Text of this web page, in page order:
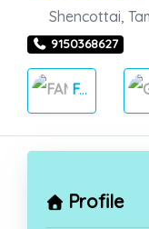
Shencottai
9150368627
FANCY STORE
Profile